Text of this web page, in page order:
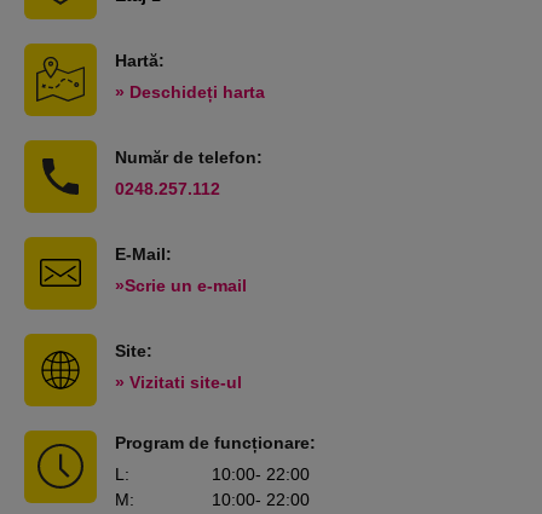
Hartă:
» Deschideți harta
Număr de telefon:
0248.257.112
E-Mail:
»Scrie un e-mail
Site:
» Vizitati site-ul
Program de funcționare:
L : 10:00- 22:00
M: 10:00- 22:00